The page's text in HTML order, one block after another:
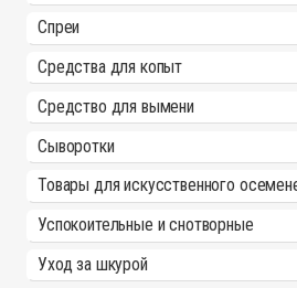
Спреи
Средства для копыт
Средство для вымени
Сыворотки
Товары для искусственного
Успокоительные и снотворные
Уход за шкурой